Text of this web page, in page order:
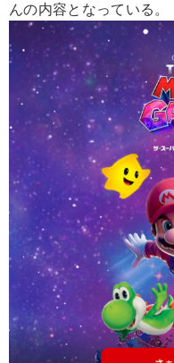
んの内容となっている。